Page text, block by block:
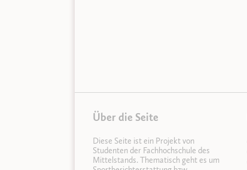
Über die Seite
Diese Seite ist ein Projekt von
Studenten der Fachhochschule des
Mittelstands. Thematisch geht es um